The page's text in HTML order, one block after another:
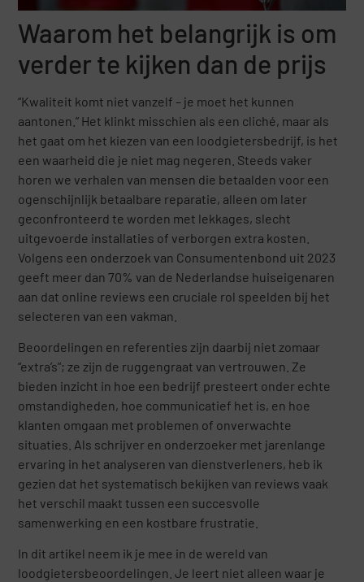
Waarom het belangrijk is om
verder te kijken dan de prijs
“Kwaliteit komt niet vanzelf – je moet het kunnen
aantonen.” Het klinkt misschien als een cliché, maar als
het gaat om het kiezen van een loodgietersbedrijf, is het
een waarheid die je niet mag negeren. Steeds vaker
horen we verhalen van mensen die betaalden voor een
ogenschijnlijk betaalbare reparatie, alleen om later
geconfronteerd te worden met lekkages, slecht
uitgevoerde installaties of verborgen extra kosten.
Volgens een onderzoek van Consumentenbond uit 2023
geeft meer dan 70% van de Nederlandse huiseigenaren
aan dat online reviews een cruciale rol speelden bij het
selecteren van een vakman.
Beoordelingen en referenties zijn daarbij niet zomaar
“extra’s”; ze zijn de ruggengraat van vertrouwen. Ze
bieden inzicht in hoe een bedrijf presteert onder echte
omstandigheden, hoe communicatief het is, en hoe
klanten omgaan met problemen of onverwachte
situaties. Als schrijver en onderzoeker met jarenlange
ervaring in het analyseren van dienstverleners, heb ik
gezien dat het systematisch bekijken van reviews vaak
het verschil maakt tussen een succesvolle
samenwerking en een kostbare frustratie.
In dit artikel neem ik je mee in de wereld van
loodgietersbeoordelingen. Je leert niet alleen waar je